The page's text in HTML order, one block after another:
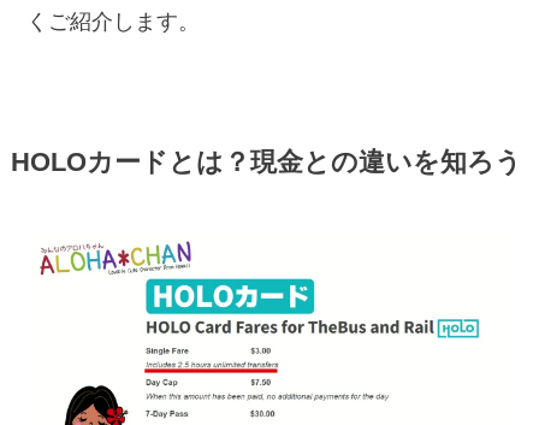
くご紹介します。
HOLOカードとは？現金との違いを知ろう